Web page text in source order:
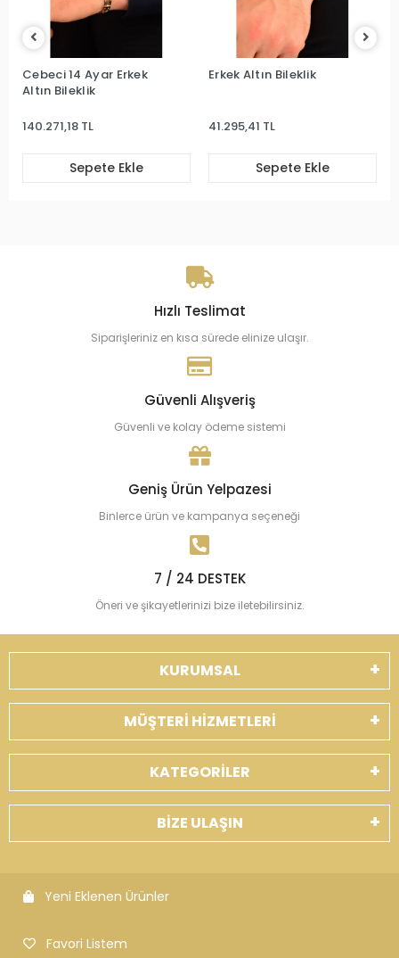
Cebeci 14 Ayar Erkek
Altın Bileklik
140.271,18 TL
Sepete Ekle
Erkek Altın Bileklik
41.295,41 TL
Sepete Ekle
Hızlı Teslimat
Siparişleriniz en kısa sürede elinize ulaşır.
Güvenli Alışveriş
Güvenli ve kolay ödeme sistemi
Geniş Ürün Yelpazesi
Binlerce ürün ve kampanya seçeneği
7 / 24 DESTEK
Öneri ve şikayetlerinizi bize iletebilirsiniz.
KURUMSAL
MÜŞTERİ HİZMETLERİ
KATEGORİLER
BİZE ULAŞIN
Yeni Eklenen Ürünler
Favori Listem